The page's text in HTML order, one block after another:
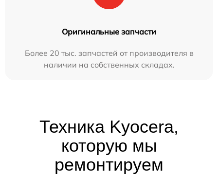
Оригинальные запчасти
Более 20 тыс. запчастей от производителя в
наличии на собственных складах.
Техника Kyocera,
которую мы
ремонтируем